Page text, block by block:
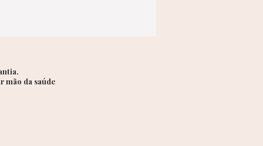
no mesmo lóbulo, para
moderno e cheio de estilo
mão da saúde